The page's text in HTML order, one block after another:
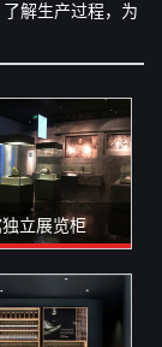
解生产过程，为
立展览柜